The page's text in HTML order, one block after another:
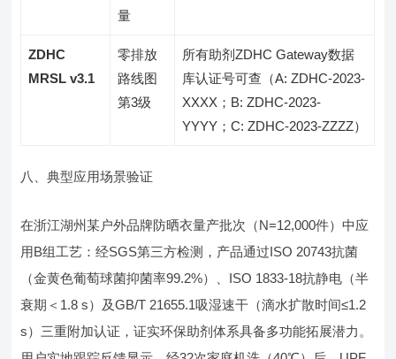
量
ZDHC
MRSL v3.1
零排放
路线图
第3级
所有助剂ZDHC Gateway数据
库认证号可查（A: ZDHC-2023-
XXXX；B: ZDHC-2023-
YYYY；C: ZDHC-2023-ZZZZ）
八、典型应用场景验证
在浙江湖州某户外品牌防晒衣量产批次（N=12,000件）中应
用B组工艺：经SGS第三方检测，产品通过ISO 20743抗菌
（金黄色葡萄球菌抑菌率99.2%）、ISO 1833-18抗静电（半
衰期＜1.8 s）及GB/T 21655.1吸湿速干（滴水扩散时间≤1.2
s）三重附加认证，证实环保助剂体系具备多功能拓展潜力。